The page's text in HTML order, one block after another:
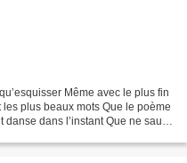
Même avec le plus fin
plus beaux mots Que le poème
dans l’instant Que ne saura